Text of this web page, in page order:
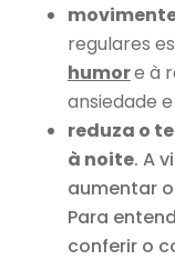
regulares
humore à
ansiedade
reduza o
à noite. A
aumentar
Para
conferir o